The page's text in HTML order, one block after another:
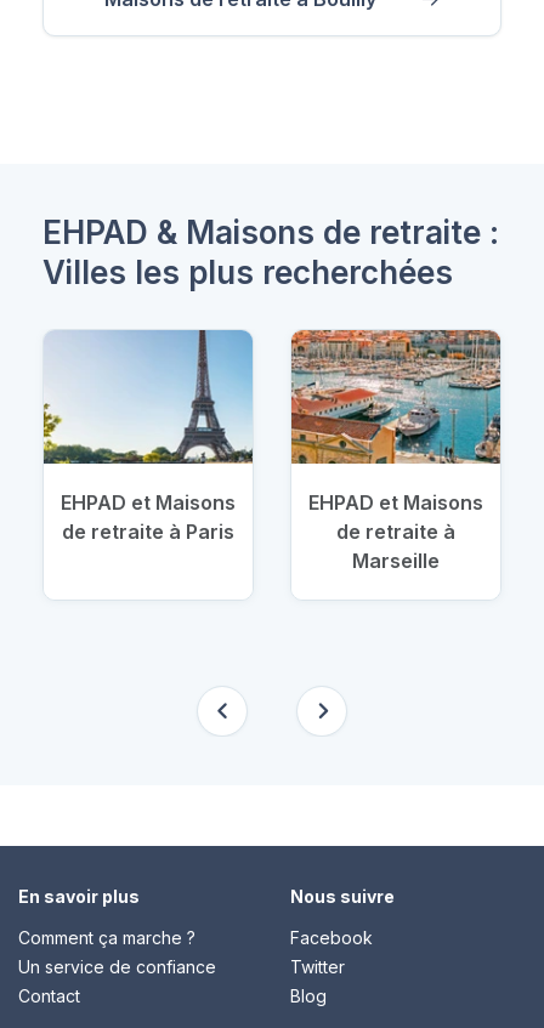
EHPAD & Maisons de retraite :
Villes les plus recherchées
EHPAD et Maisons
de retraite à Paris
EHPAD et Maisons
de retraite à
Marseille
En savoir plus
Comment ça marche ?
Un service de confiance
Contact
Nous suivre
Facebook
Twitter
Blog